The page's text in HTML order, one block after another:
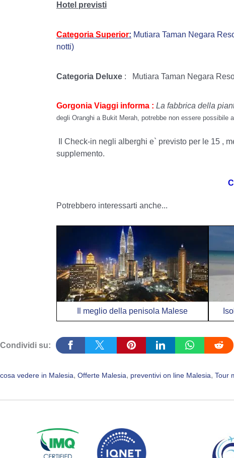
Hotel previsti
Categoria Superior: Mutiara Taman Negara
notti)
Categoria Deluxe : Mutiara Taman Negara
Gorgonia Viaggi informa : La fabbrica della
degli Oranghi a Bukit Merah, potrebbe non essere possibile
Il Check-in negli alberghi e` previsto per le 15 ,
supplemento.
Potrebbero interessarti anche...
Il meglio della penisola Malese
Condividi su:
cosa vedere in Malesia, Offerte Malesia, preventivi on line Malesia, Tour